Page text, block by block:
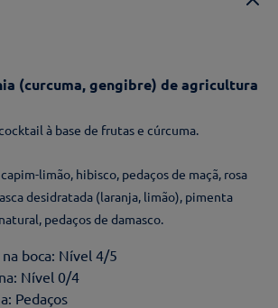
(curcuma, gengibre) de agricultura
à base de frutas e cúrcuma.
limão, hibisco, pedaços de maçã, rosa
desidratada (laranja, limão), pimenta
pedaços de damasco.
boca: Nível 4/5
Nível 0/4
Pedaços